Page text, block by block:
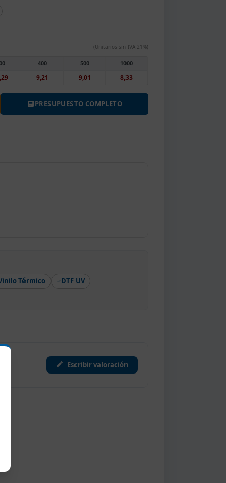
(Unitarios sin IVA 21%)
400
9,21
500
9,01
1000
8,33
PRESUPUESTO COMPLETO
Térmico
DTF UV
Escribir valoración